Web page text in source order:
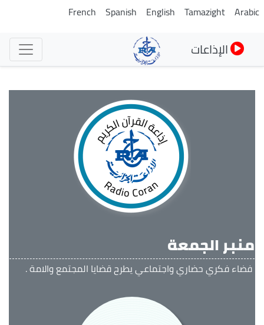
تجاوز
المحتوى
الرئيسي
Tamazight
English
Spanish
French
الإذاعات
منبر الجمعة
فضاء فكري حضاري واجتماعي يطرح قضايا المجتمع والامة .